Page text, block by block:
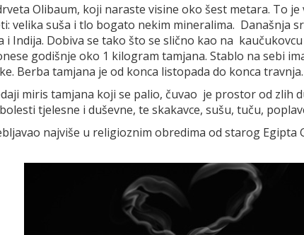
Olibaum, koji naraste visine oko šest metara. To
velika suša i tlo bogato nekim mineralima. Današnja
i Indija. Dobiva se tako što se slično kao na
godišnje oko 1 kilogram tamjana. Stablo na sebi
Berba tamjana je od konca listopada do konca travnja.
miris tamjana koji se palio, čuvao je prostor od zlih
tjelesne i duševne, te skakavce, sušu, tuču,
najviše u religioznim obredima od starog Egipta